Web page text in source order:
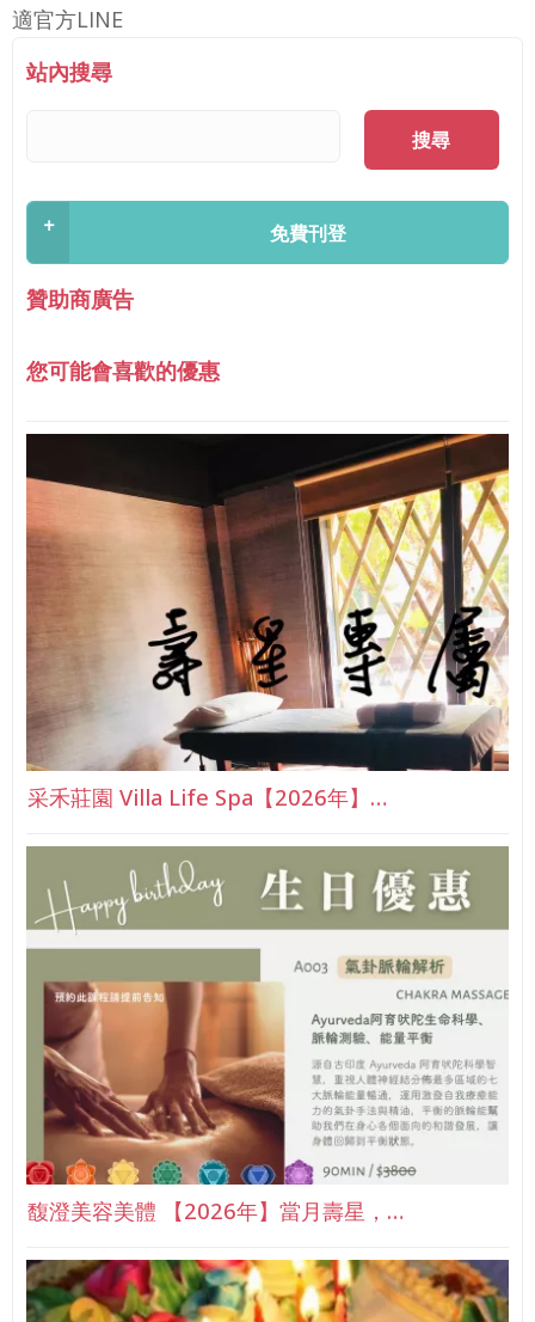
適官方LINE
站內搜尋
搜尋
+ 免費刊登
贊助商廣告
您可能會喜歡的優惠
采禾莊園 Villa Life Spa【2026年】…
馥澄美容美體 【2026年】當月壽星，…